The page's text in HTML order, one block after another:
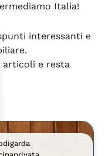
Italia!
interessanti e
articoli e resta